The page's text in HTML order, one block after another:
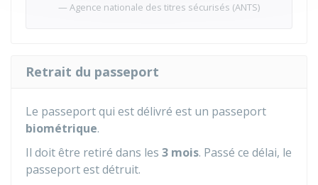
Agence nationale des titres sécurisés (ANTS)
Retrait du passeport
Le passeport qui est délivré est un passeport
biométrique.
Il doit être retiré dans les 3 mois. Passé ce délai, le
passeport est détruit.